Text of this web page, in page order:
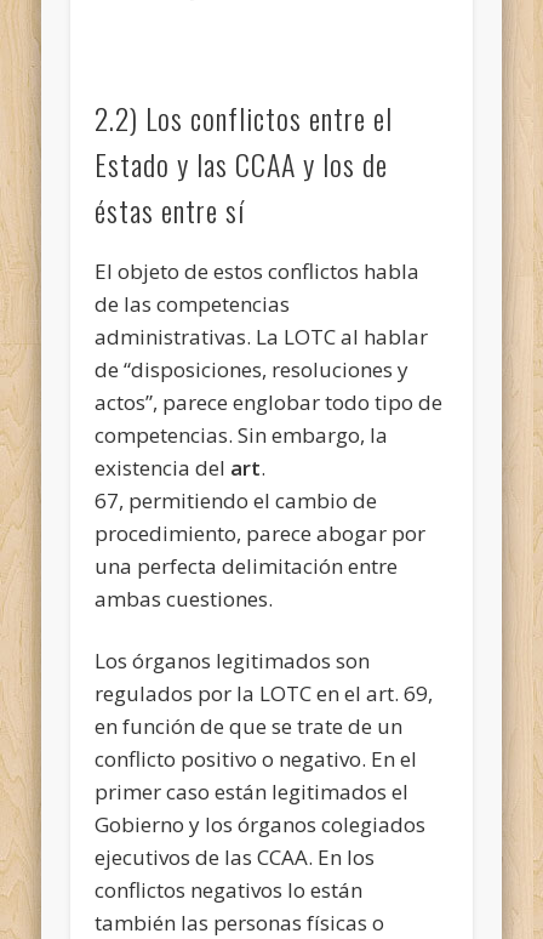
2.2) Los conflictos entre el
Estado y las CCAA y los de
éstas entre sí
El objeto de estos conflictos habla
de las competencias
administrativas. La LOTC al hablar
de “disposiciones, resoluciones y
actos”, parece englobar todo tipo de
competencias. Sin embargo, la
existencia del art.
67, permitiendo el cambio de
procedimiento, parece abogar por
una perfecta delimitación entre
ambas cuestiones.
Los órganos legitimados son
regulados por la LOTC en el art. 69,
en función de que se trate de un
conflicto positivo o negativo. En el
primer caso están legitimados el
Gobierno y los órganos colegiados
ejecutivos de las CCAA. En los
conflictos negativos lo están
también las personas físicas o